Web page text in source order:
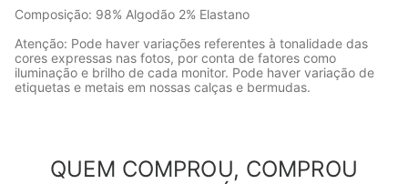
Composição: 98% Algodão 2% Elastano
Atenção: Pode haver variações referentes à tonalidade das
cores expressas nas fotos, por conta de fatores como
iluminação e brilho de cada monitor. Pode haver variação de
etiquetas e metais em nossas calças e bermudas.
QUEM COMPROU, COMPROU